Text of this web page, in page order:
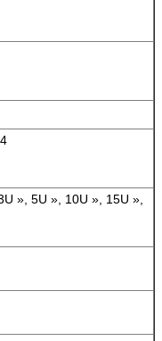
», 5U », 10U », 15U »,